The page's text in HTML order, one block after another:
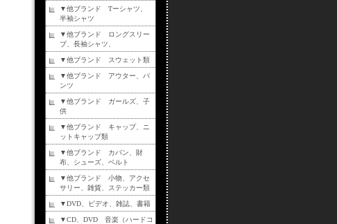
▼他ブランド Tーシャツ、
半袖シャツ
▼他ブランド ロングスリー
ブ、長袖シャツ、
▼他ブランド スウェット類
▼他ブランド アウター、パ
ンツ
▼他ブランド ガールズ、子
供
▼他ブランド キャップ、ニ
ットキャップ類
▼他ブランド カバン、財
布、シューズ、ベルト
▼他ブランド 小物、アクセ
サリー、雑貨、ステッカー類
▼DVD、ビデオ、雑誌、書籍
▼CD、DVD 音楽（ハードコ